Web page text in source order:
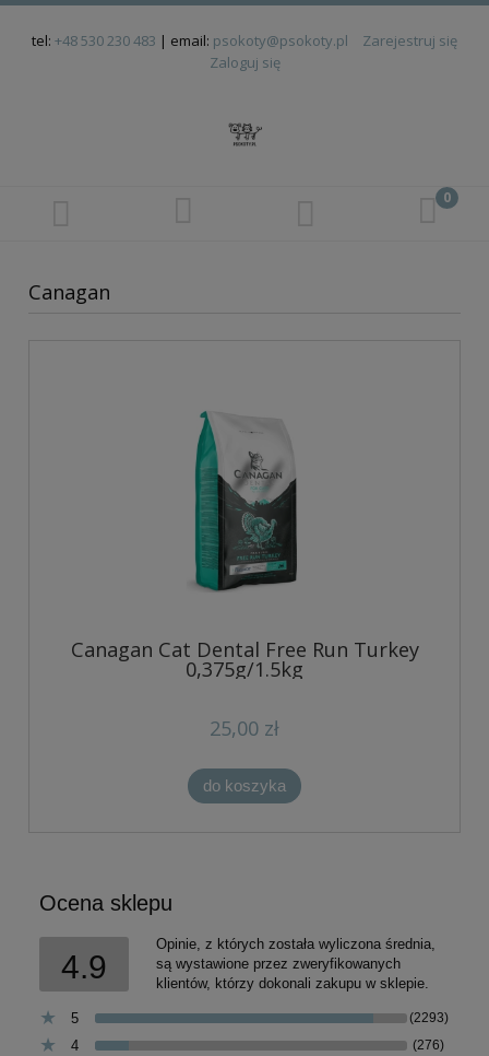
tel: +48 530 230 483 | email: psokoty@psokoty.pl
Zarejestruj się
Zaloguj się
Canagan
Canagan Cat Dental Free Run Turkey
0,375g/1.5kg
25,00 zł
do koszyka
Ocena sklepu
4.9
Opinie, z których została wyliczona średnia,
są wystawione przez zweryfikowanych
klientów, którzy dokonali zakupu w sklepie.
5 (2293)
4 (276)